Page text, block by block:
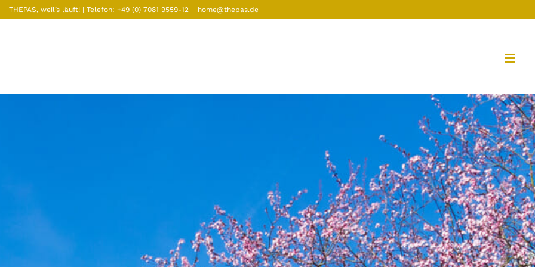
THEPAS, weil’s läuft! | Telefon: +49 (0) 7081 9559-12 | home@thepas.de